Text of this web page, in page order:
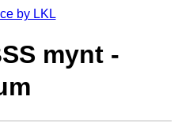
mynt -